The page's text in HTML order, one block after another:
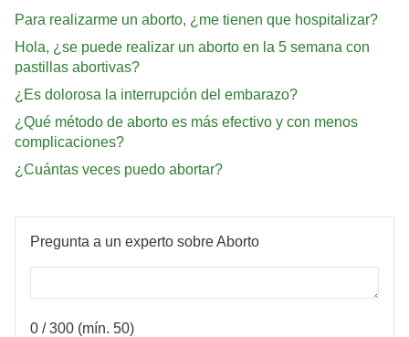
Para realizarme un aborto, ¿me tienen que hospitalizar?
Hola, ¿se puede realizar un aborto en la 5 semana con
pastillas abortivas?
¿Es dolorosa la interrupción del embarazo?
¿Qué método de aborto es más efectivo y con menos
complicaciones?
¿Cuántas veces puedo abortar?
Pregunta a un experto sobre Aborto
0 / 300 (mín. 50)